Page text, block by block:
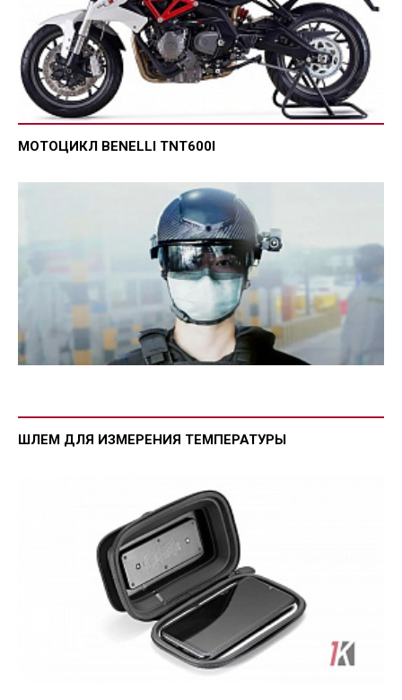
МОТОЦИКЛ BENELLI TNT600I
ШЛЕМ ДЛЯ ИЗМЕРЕНИЯ ТЕМПЕРАТУРЫ